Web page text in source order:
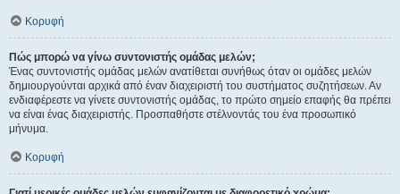
Κορυφή
Πώς μπορώ να γίνω συντονιστής ομάδας μελών;
Ένας συντονιστής ομάδας μελών ανατίθεται συνήθως όταν οι ομάδες μελών
δημιουργούνται αρχικά από έναν διαχειριστή του συστήματος συζητήσεων. Αν
ενδιαφέρεστε να γίνετε συντονιστής ομάδας, το πρώτο σημείο επαφής θα πρέπει
να είναι ένας διαχειριστής. Προσπαθήστε στέλνοντάς του ένα προσωπικό
μήνυμα.
Κορυφή